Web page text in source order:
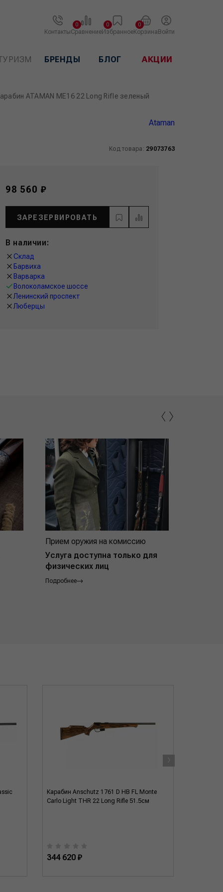
КонтактыСравнение
0
Избранное
0
Корзина
0
Войти
БРЕНДЫ БЛОГ АКЦИИ
ATAMAN МЕ16 22 Long Rifle зеленый
Ataman
Код товара: 29073763
98 560 ₽
ЗАРЕЗЕРВИРОВАТЬ
В наличии:
Склад
Барвиха
Варварка
Волоколамское шоссе
Ленинский проспект
Люберцы
Прием оружия на комиссию
Услуга доступна только для
физических лиц
Подробнее
‹›
Карабин Anschutz 1761 D HB FL Monte
Carlo Light THR 22 Long Rifle 51.5см
344 620 ₽
›